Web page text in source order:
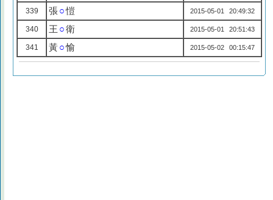
339 張○愷 2015-05-01 20:49:32
340 王 ○衛 2015-05-01 20:51:43
341 黃○愉 2015-05-02 00:15:47